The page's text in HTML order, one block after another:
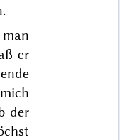
er
der